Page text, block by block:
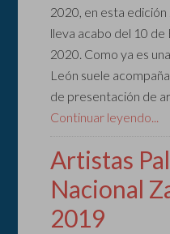
2020, en esta
lleva acabo del 10
2020. Como ya es
León suele
de presentación de
Continuar leyendo...
Artistas
Nacional
2019